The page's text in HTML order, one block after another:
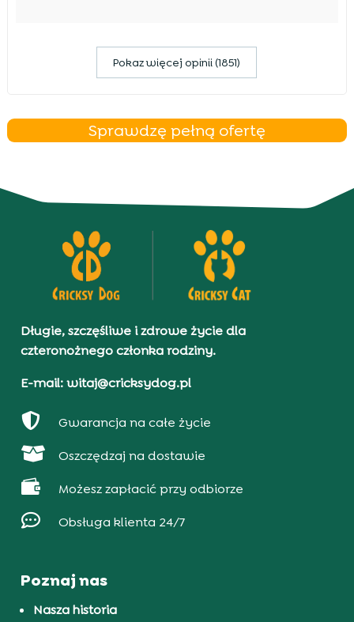
Pokaz więcej opinii (1851)
Sprawdzę pełną ofertę
Długie, szczęśliwe i zdrowe życie dla
czteronożnego członka rodziny.
E-mail: witaj@cricksydog.pl
 Gwarancja na całe życie
 Oszczędzaj na dostawie
 Możesz zapłacić przy odbiorze
 Obsługa klienta 24/7
Poznaj nas
Nasza historia